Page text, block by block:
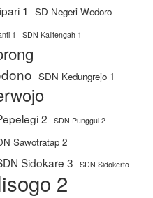
1 SD Negeri Wedoro
1 SDN Kalitengah 1
SDN Kedungrejo 1
2 SDN Punggul 2
Sawotratap 2
Sidokare 3 SDN Sidokerto
2